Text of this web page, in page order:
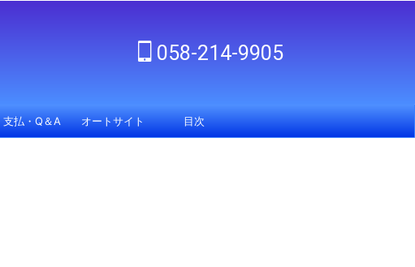
058-214-9905
支払・Q＆A オートサイト 目次